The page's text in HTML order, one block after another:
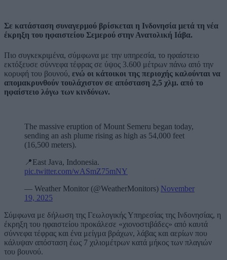
Σε κατάσταση συναγερμού βρίσκεται η Ινδονησία μετά τη νέα
έκρηξη του ηφαιστείου Σεμερού στην Ανατολική Ιάβα.
Πιο συγκεκριμένα, σύμφωνα με την υπηρεσία, το ηφαίστειο
εκτόξευσε σύννεφα τέφρας σε ύψος 3.600 μέτρων πάνω από την
κορυφή του βουνού, ενώ οι κάτοικοι της περιοχής καλούνται να
απομακρυνθούν τουλάχιστον σε απόσταση 2,5 χλμ. από το
ηφαίστειο λόγω των κινδύνων.
The massive eruption of Mount Semeru began today,
sending an ash plume rising as high as 54,000 feet
(16,500 meters).
📍East Java, Indonesia.
pic.twitter.com/wASmZ75mNY
— Weather Monitor (@WeatherMonitors) November
19, 2025
Σύμφωνα με δήλωση της Γεωλογικής Υπηρεσίας της Ινδονησίας, η
έκρηξη του ηφαιστείου προκάλεσε «χιονοστιβάδες» από καυτά
σύννεφα τέφρας και ένα μείγμα βράχων, λάβας και αερίων που
κάλυψαν απόσταση έως 7 χιλιομέτρων κατά μήκος των πλαγιών
του βουνού.